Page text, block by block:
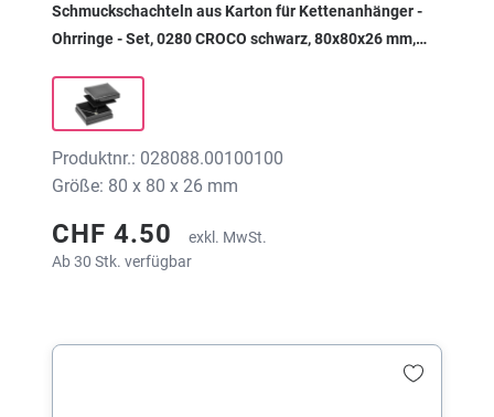
Schmuckschachteln aus Karton für Kettenanhänger -
Ohrringe - Set, 0280 CROCO schwarz, 80x80x26 mm,
Produktnr.: 028088.00100100
Größe: 80 x 80 x 26 mm
CHF 4.50
exkl. MwSt.
Ab 30 Stk. verfügbar